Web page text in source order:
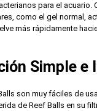
para el acuario.
como el gel normal,
más rápidamente
Simple e
son muy fáciles de
de Reef Balls en su